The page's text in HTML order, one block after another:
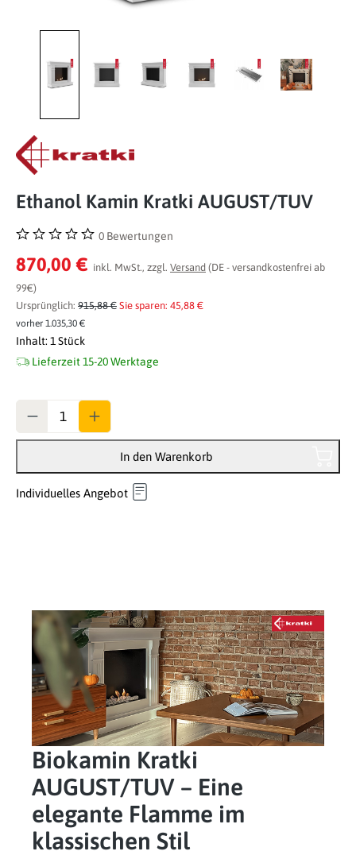
Ethanol Kamin Kratki AUGUST/TUV
Durchschnittliche Bewertung von 0 von 5 Sternen
0 Bewertungen
870,00 € inkl. MwSt., zzgl. Versand (DE - versandkostenfrei ab
99€)
Ursprünglich: 915,88 € Sie sparen: 45,88 €
vorher 1.035,30 €
Inhalt: 1 Stück
Lieferzeit 15-20 Werktage
In den Warenkorb
Individuelles Angebot
Biokamin Kratki
AUGUST/TUV – Eine
elegante Flamme im
klassischen Stil